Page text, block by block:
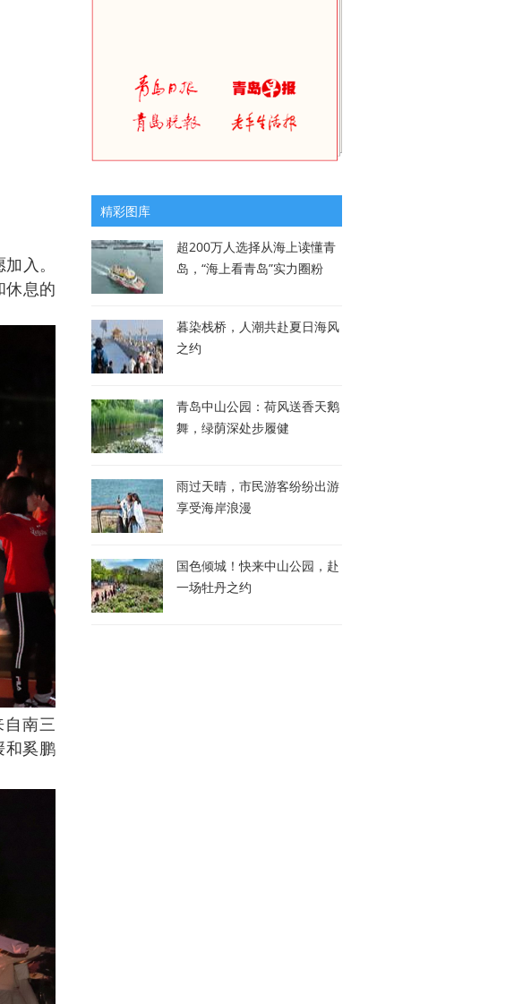
入。
休息的
南三
和奚鹏
精彩图库
超200万人选择从海上读懂青
岛，“海上看青岛”实力圈粉
暮染栈桥，人潮共赴夏日海风
之约
青岛中山公园：荷风送香天鹅
舞，绿荫深处步履健
雨过天晴，市民游客纷纷出游
享受海岸浪漫
国色倾城！快来中山公园，赴
一场牡丹之约